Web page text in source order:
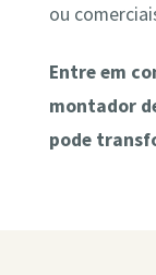
ou
Entre em
montador
pode